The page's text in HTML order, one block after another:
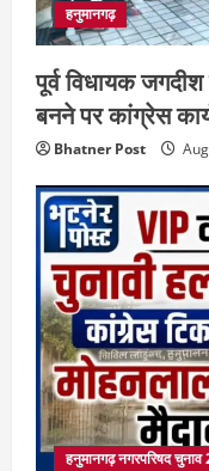
हनुमानगढ़
पूर्व विधायक
बनने पर कांग्रेस
Bhatner Post
हनुमानगढ़ नगरपरिषद